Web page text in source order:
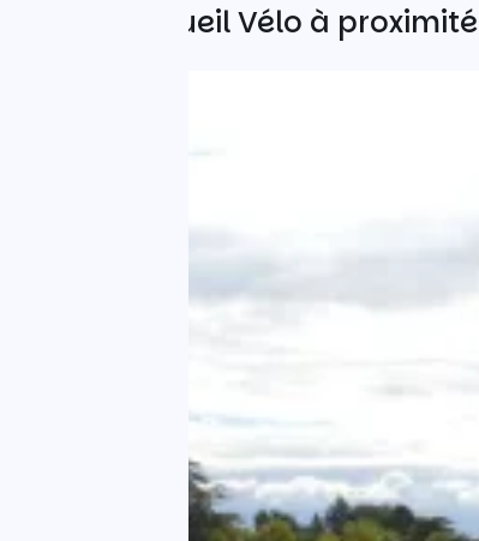
Autres Accueil Vélo à proximité